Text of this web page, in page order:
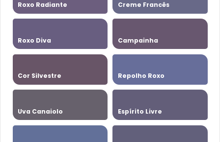
Roxo Radiante Creme Francês
Roxo Diva Campainha
Cor Silvestre Repolho Roxo
Uva Canaiolo Espírito Livre